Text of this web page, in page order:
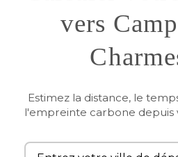
vers
Estimez la distance, le
l'empreinte carbone depuis